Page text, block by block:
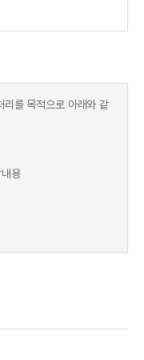
리를 목적으로 아래와 같
용
파기 합니다.